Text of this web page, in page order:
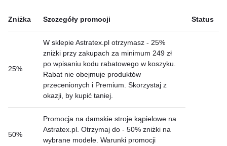
Zniżka Szczegóły promocji Status
25%
W sklepie Astratex.pl otrzymasz - 25%
zniżki przy zakupach za minimum 249 zł
po wpisaniu kodu rabatowego w koszyku.
Rabat nie obejmuje produktów
przecenionych i Premium. Skorzystaj z
okazji, by kupić taniej.
50%
Promocja na damskie stroje kąpielowe na
Astratex.pl. Otrzymaj do - 50% zniżki na
wybrane modele. Warunki promocji